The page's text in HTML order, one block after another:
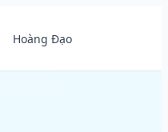
Hoàng Đạo